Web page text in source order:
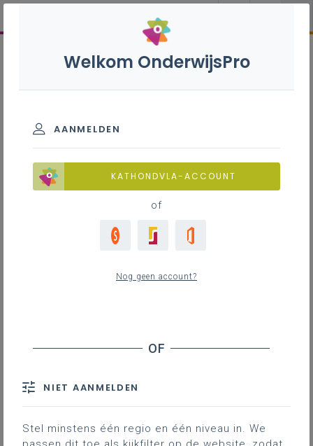
Welkom OnderwijsPro
AANMELDEN
KATHONDVLA-ACCOUNT
of
Nog geen account?
NIET AANMELDEN
Stel minstens één regio en één niveau in. We